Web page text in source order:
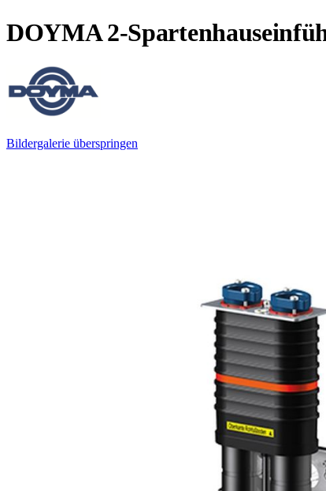
DOYMA 2-
Bildergalerie überspringen